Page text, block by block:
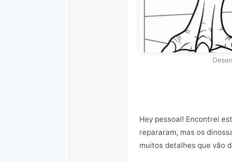
Hey pessoal! Encontrei
repararam, mas os
muitos detalhes que vão